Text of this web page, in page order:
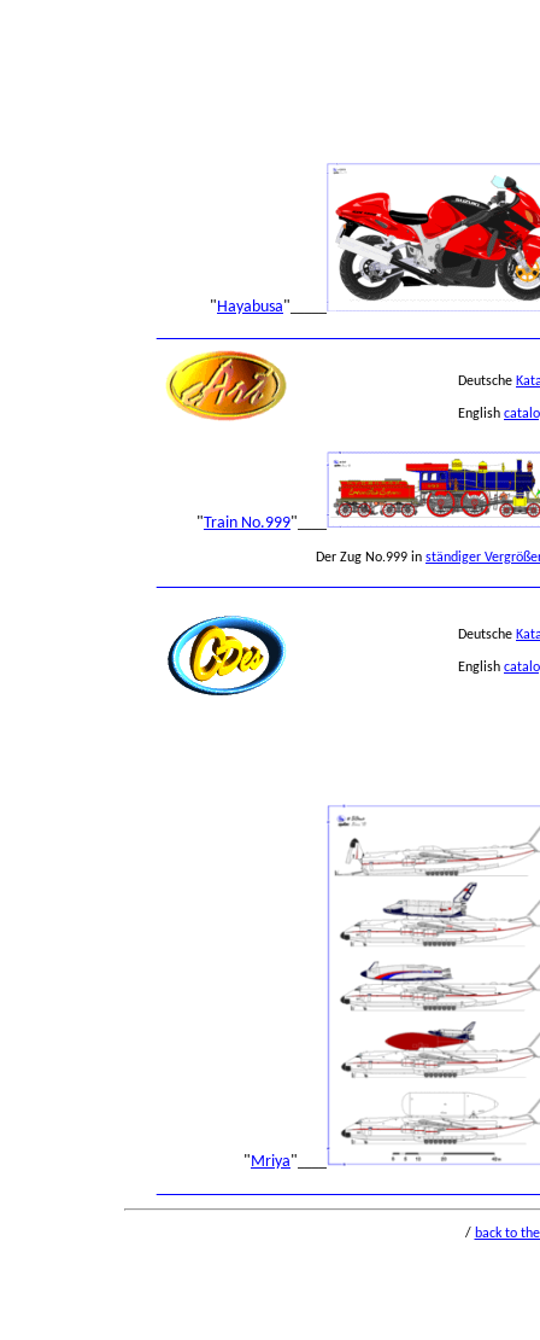
"Hayabusa"
Deutsche
English
"Train No.999"
Der Zug No.999 in ständiger
Deutsche
English
"Mriya"
/ back to